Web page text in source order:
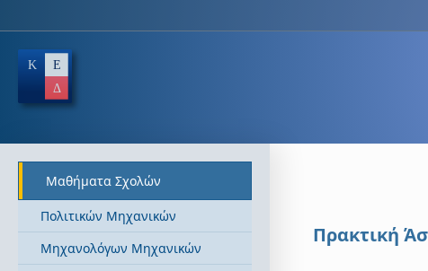
Μαθήματα Σχολών
Πολιτικών Μηχανικών
Μηχανολόγων Μηχανικών
Πρακτική